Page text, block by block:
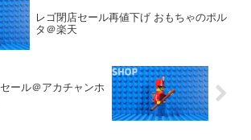
レゴ閉店セール再値下げ おもちゃのポル
タ＠楽天
ール＠アカチャンホ